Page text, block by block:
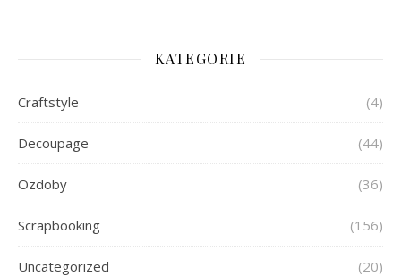
KATEGORIE
Craftstyle (4)
Decoupage (44)
Ozdoby (36)
Scrapbooking (156)
Uncategorized (20)